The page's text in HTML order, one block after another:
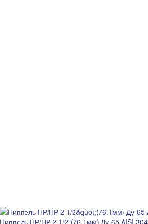
Ниппель НР/НР 2 1/2"(76.1мм) Ду-65 AISI 304